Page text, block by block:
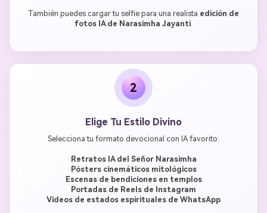
También puedes cargar tu selfie para una realista edición de
fotos IA de Narasimha Jayanti
2
Elige Tu Estilo Divino
Selecciona tu formato devocional con IA favorito:
Retratos IA del Señor Narasimha
Pósters cinemáticos mitológicos
Escenas de bendiciones en templos
Portadas de Reels de Instagram
Videos de estados espirituales de WhatsApp